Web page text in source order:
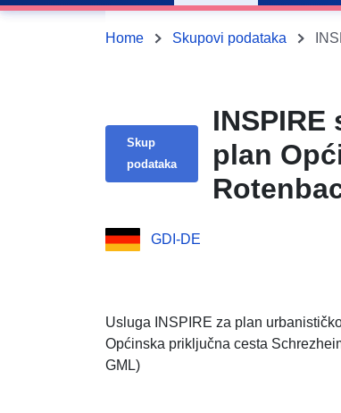
Home Skupovi podataka
Skup
podataka
plan
GDI-DE
Usluga INSPIRE za plan
Općinska priključna cesta
GML)